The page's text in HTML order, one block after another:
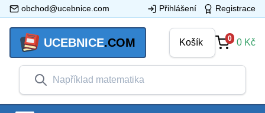
obchod@ucebnice.com Přihlášení Registrace
UCEBNICE.COM Košík 0 0 Kč